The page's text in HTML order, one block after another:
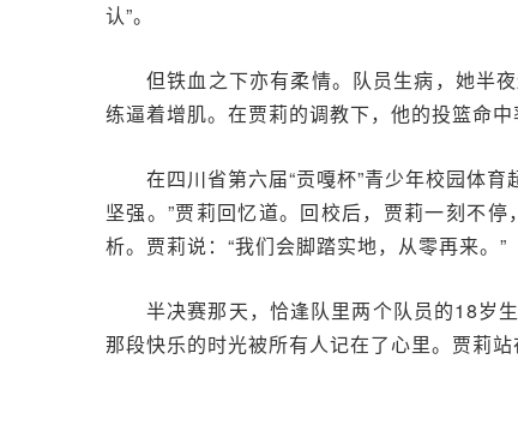
认”。
但铁血之下亦有柔情。队员生病，她半
练逼着增肌。在贾莉的调教下，他的投篮命中
在四川省第六届“贡嘎杯”青少年校园体
坚强。”贾莉回忆道。回校后，贾莉一刻不
析。贾莉说：“我们会脚踏实地，从零再来。”
半决赛那天，恰逢队里两个队员的18岁
那段快乐的时光被所有人记在了心里。贾莉